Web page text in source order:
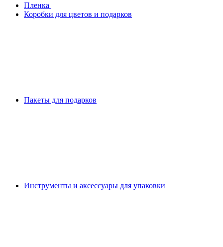
Плeнка
Коробки для цветов и подарков
Пакеты для подарков
Инструменты и аксессуары для упаковки